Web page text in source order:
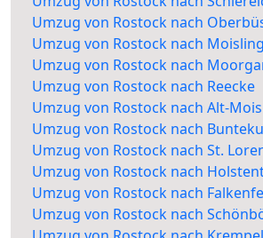
Umzug von Rostock nach
Umzug von Rostock nach Moisling
Umzug von Rostock nach
Umzug von Rostock nach Reecke
Umzug von Rostock nach Alt-
Umzug von Rostock nach
Umzug von Rostock nach St.
Umzug von Rostock nach
Umzug von Rostock nach
Umzug von Rostock nach